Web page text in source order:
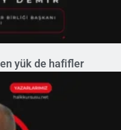
yük de hafifler